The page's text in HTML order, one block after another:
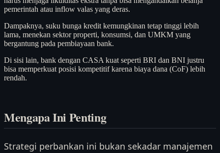
pemerintah atau inflow valas yang deras.
Dampaknya, suku bunga kredit kemungkinan tetap tinggi lebih
lama, menekan sektor properti, konsumsi, dan UMKM yang
bergantung pada pembiayaan bank.
Di sisi lain, bank dengan CASA kuat seperti BRI dan BNI justru
bisa memperkuat posisi kompetitif karena biaya dana (CoF) lebih
rendah.
Mengapa Ini Penting
Strategi perbankan ini bukan sekadar manajemen